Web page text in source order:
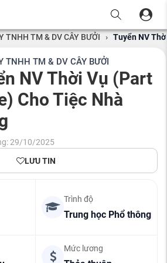
TNHH TM & DV CÂY BƯỞI › Tuyển NV
TNHH TM & DV CÂY BƯỞI
NV Thời Vụ (Part
Cho Tiệc Nhà
29/10/2025
LƯU TIN
Trình độ
Trung học Phổ thông
Mức lương